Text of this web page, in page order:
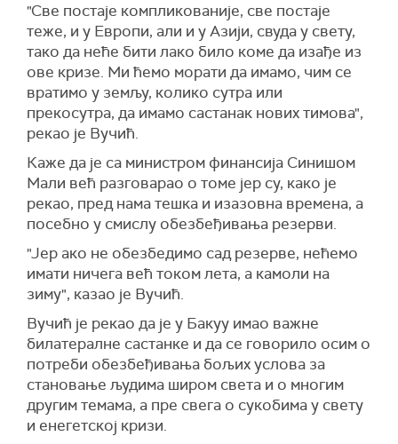
"Све постаје компликованије, све постаје
теже, и у Европи, али и у Азији, свуда у свету,
тако да неће бити лако било коме да изађе из
ове кризе. Ми ћемо морати да имамо, чим се
вратимо у земљу, колико сутра или
прекосутра, да имамо састанак нових тимова",
рекао је Вучић.
Каже да је са министром финансија Синишом
Мали већ разговарао о томе јер су, како је
рекао, пред нама тешка и изазовна времена, а
посебно у смислу обезбеђивања резерви.
"Јер ако не обезбедимо сад резерве, нећемо
имати ничега већ током лета, а камоли на
зиму", казао је Вучић.
Вучић је рекао да је у Бакуу имао важне
билатералне састанке и да се говорило осим о
потреби обезбеђивања бољих услова за
становање људима широм света и о многим
другим темама, а пре свега о сукобима у свету
и енегетској кризи.